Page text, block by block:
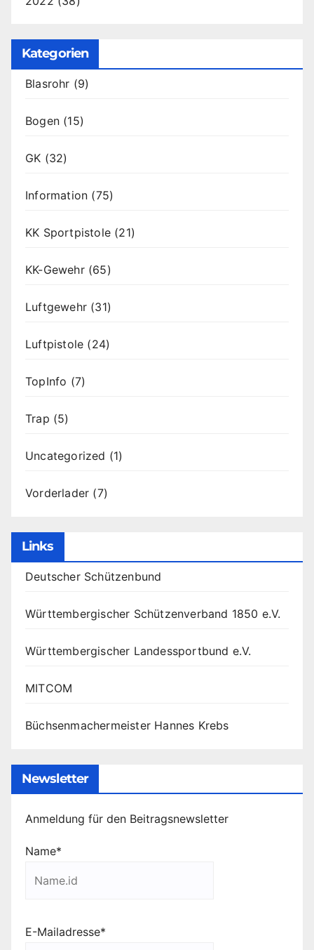
Kategorien
Blasrohr (9)
Bogen (15)
GK (32)
Information (75)
KK Sportpistole (21)
KK-Gewehr(65)
Luftgewehr (31)
Luftpistole (24)
TopInfo (7)
Trap (5)
Uncategorized (1)
Vorderlader (7)
Links
Deutscher Schützenbund
Württembergischer Schützenverband 1850 e.V.
Württembergischer Landessportbund e.V.
MITCOM
Büchsenmachermeister Hannes Krebs
Newsletter
Anmeldung für den Beitragsnewsletter
Name*
E-Mailadresse*